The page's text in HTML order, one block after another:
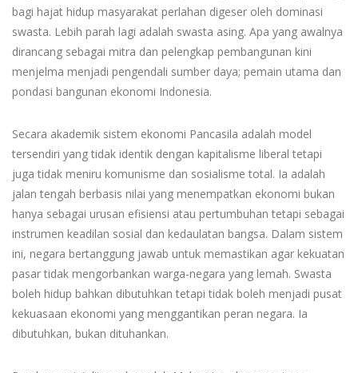
bagi hajat hidup masyarakat perlahan digeser oleh dominasi
swasta. Lebih parah lagi adalah swasta asing. Apa yang awalnya
dirancang sebagai mitra dan pelengkap pembangunan kini
menjelma menjadi pengendali sumber daya; pemain utama dan
pondasi bangunan ekonomi Indonesia.
Secara akademik sistem ekonomi Pancasila adalah model
tersendiri yang tidak identik dengan kapitalisme liberal tetapi
juga tidak meniru komunisme dan sosialisme total. Ia adalah
jalan tengah berbasis nilai yang menempatkan ekonomi bukan
hanya sebagai urusan efisiensi atau pertumbuhan tetapi sebagai
instrumen keadilan sosial dan kedaulatan bangsa. Dalam sistem
ini, negara bertanggung jawab untuk memastikan agar kekuatan
pasar tidak mengorbankan warga-negara yang lemah. Swasta
boleh hidup bahkan dibutuhkan tetapi tidak boleh menjadi pusat
kekuasaan ekonomi yang menggantikan peran negara. Ia
dibutuhkan, bukan dituhankan.